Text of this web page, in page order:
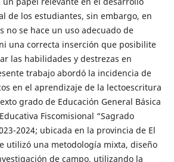
de los estudiantes, sin embargo, en
no se hace un uso adecuado de
una correcta inserción que posibilite
las habilidades y destrezas en
trabajo abordó la incidencia de
en el aprendizaje de la lectoescritura
grado de Educación General Básica
Fiscomisional “Sagrado
2024; ubicada en la provincia de El
utilizó una metodología mixta, diseño
de campo, utilizando la